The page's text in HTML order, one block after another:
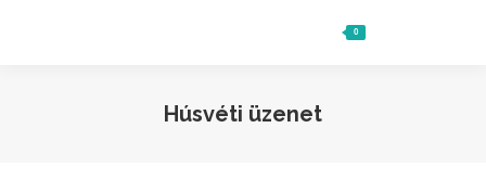
0
Húsvéti üzenet